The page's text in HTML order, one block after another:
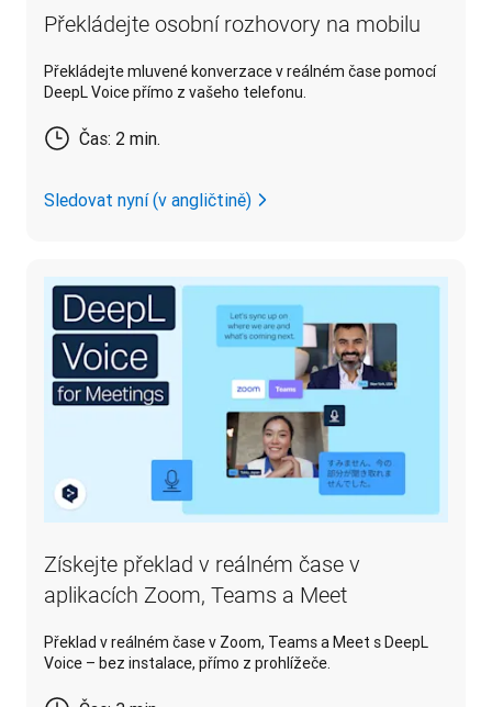
Překládejte osobní rozhovory na mobilu
Překládejte mluvené konverzace v reálném čase pomocí
DeepL Voice přímo z vašeho telefonu.
Čas: 2 min.
Sledovat nyní (v angličtině)
Získejte překlad v reálném čase v
aplikacích Zoom, Teams a Meet
Překlad v reálném čase v Zoom, Teams a Meet s DeepL
Voice – bez instalace, přímo z prohlížeče.